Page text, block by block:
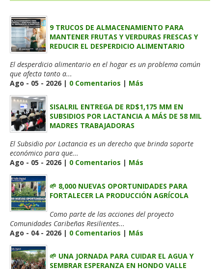
9 TRUCOS DE ALMACENAMIENTO PARA
MANTENER FRUTAS Y VERDURAS FRESCAS Y
REDUCIR EL DESPERDICIO ALIMENTARIO
El desperdicio alimentario en el hogar es un problema común
que afecta tanto a...
Ago - 05 - 2026 | 0 Comentarios | Más
SISALRIL ENTREGA DE RD$1,175 MM EN
SUBSIDIOS POR LACTANCIA A MÁS DE 58 MIL
MADRES TRABAJADORAS
El Subsidio por Lactancia es un derecho que brinda soporte
económico para que...
Ago - 05 - 2026 | 0 Comentarios | Más
🌱 8,000 NUEVAS OPORTUNIDADES PARA
FORTALECER LA PRODUCCIÓN AGRÍCOLA
Como parte de las acciones del proyecto
Comunidades Caribeñas Resilientes...
Ago - 04 - 2026 | 0 Comentarios | Más
🌱 UNA JORNADA PARA CUIDAR EL AGUA Y
SEMBRAR ESPERANZA EN HONDO VALLE